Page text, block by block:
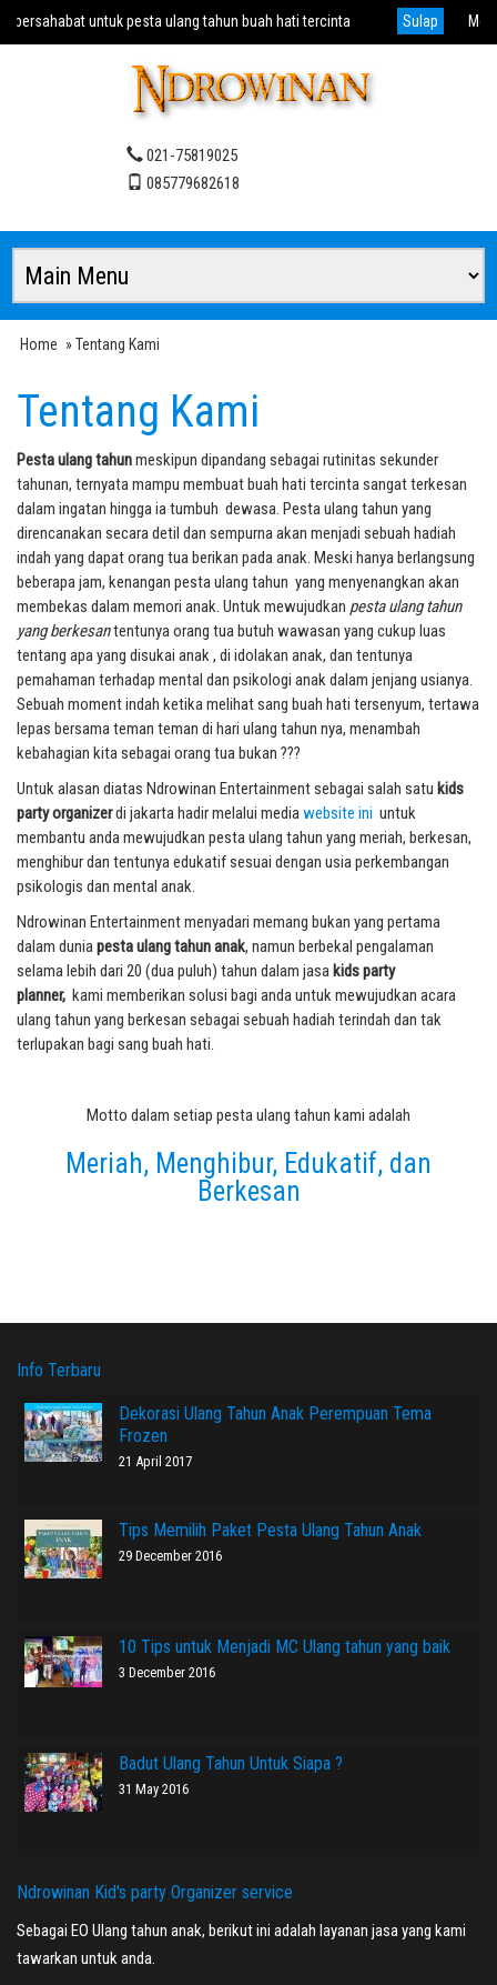
untuk pesta ulang tahun buah hati tercinta Sulap
021-75819025
085779682618
Home » Tentang Kami
Tentang Kami
Pesta ulang tahunmeskipun dipandang sebagai rutinitas sekunder
tahunan, ternyata mampu membuat buah hati tercinta sangat terkesan
dalam ingatan hingga ia tumbuh dewasa. Pesta ulang tahun yang
direncanakan secara detil dan sempurna akan menjadi sebuah hadiah
indah yang dapat orang tua berikan pada anak. Meski hanya berlangsung
beberapa jam, kenangan pesta ulang tahun yang menyenangkan akan
membekas dalam memori anak. Untuk mewujudkan pesta ulang tahun
yang berkesantentunya orang tua butuh wawasan yang cukup luas
tentang apa yang disukai anak , di idolakan anak, dan tentunya
pemahaman terhadap mental dan psikologi anak dalam jenjang usianya.
Sebuah moment indah ketika melihat sang buah hati tersenyum, tertawa
lepas bersama teman teman di hari ulang tahun nya, menambah
kebahagian kita sebagai orang tua bukan ???
Untuk alasan diatas Ndrowinan Entertainment sebagai salah satu kids
party organizerdi jakarta hadir melalui mediawebsite ini untuk
membantu anda mewujudkan pesta ulang tahun yang meriah, berkesan,
menghibur dan tentunya edukatif sesuai dengan usia perkembangan
psikologis dan mental anak.
Ndrowinan Entertainment menyadari memang bukan yang pertama
dalam duniapesta ulang tahun anak, namun berbekal pengalaman
selama lebih dari 20 (dua puluh) tahun dalam jasa kids party
planner, kami memberikan solusi bagi anda untuk mewujudkan acara
ulang tahun yang berkesan sebagai sebuah hadiah terindah dan tak
terlupakan bagi sang buah hati.
Motto dalam setiap pesta ulang tahun kami adalah
Meriah, Menghibur, Edukatif, dan
Berkesan
Info Terbaru
Dekorasi Ulang Tahun Anak Perempuan Tema
Frozen
21 April 2017
Tips Memilih Paket Pesta Ulang Tahun Anak
29 December 2016
10 Tips untuk Menjadi MC Ulang tahun yang baik
3 December 2016
Badut Ulang Tahun Untuk Siapa ?
31 May 2016
Ndrowinan Kid's party Organizer service
Sebagai EO Ulang tahun anak, berikut ini adalah layanan jasa yang kami
tawarkan untuk anda.